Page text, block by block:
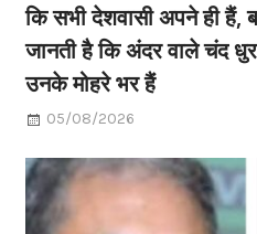
कि सभी देशवासी अपने ही हैं,
जानती है कि अंदर वाले चंद
उनके मोहरे भर हैं
05/08/2026